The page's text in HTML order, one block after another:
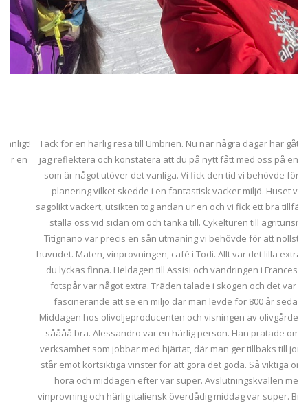
+46-8-556 976 10
+39 347 99 88 404
sales@thealps.com
Tack för en härlig resa till Umbrien. Nu när några dagar har gått kan
jag reflektera och konstatera att du på nytt fått med oss på en resa
som är något utöver det vanliga. Vi fick den tid vi behövde för vår
planering vilket skedde i en fantastisk vacker miljö. Huset var
sagolikt vackert, utsikten tog andan ur en och vi fick ett bra tillfälle att
ställa oss vid sidan om och tänka till. Cykelturen till agriturismo
Titignano var precis en sån utmaning vi behövde för att nollställa
huvudet. Maten, vinprovningen, café i Todi. Allt var det lilla extra som
du lyckas finna. Heldagen till Assisi och vandringen i Francescos
fotspår var något extra. Träden talade i skogen och det var så
fascinerande att se en miljö där man levde för 800 år sedan.
Middagen hos olivoljeproducenten och visningen av olivgården var
såååå bra. Alessandro var en härlig person. Han pratade om en
verksamhet som jobbar med hjärtat, där man ger tillbaks till jorden,
står emot kortsiktiga vinster för att göra det goda. Så viktiga ord att
höra och middagen efter var super. Avslutningskvällen med
vinprovning och härlig italiensk överdådig middag var super. Bra val